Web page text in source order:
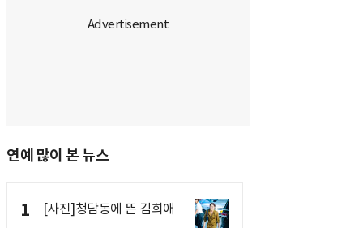
연예 많이 본 뉴스
1 [사진]청담동에 뜬 김희애